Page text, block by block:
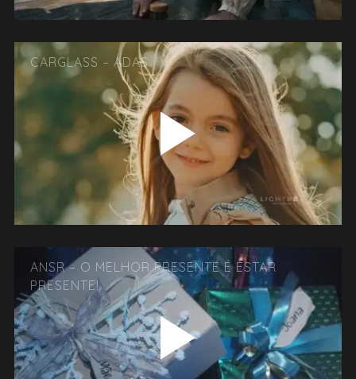
CARGLASS – ADAS
ANSR – O MELHOR PRESENTE É ESTAR
PRESENTE!